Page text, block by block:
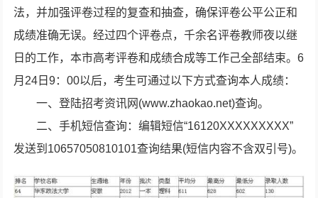
法，并加强评卷过程的复查和抽查，确保评卷公平公正和
成绩准确无误。经过四个评卷点，千余名评卷教师夜以继
日的工作，本市高考评卷和成绩合成等工作己全部结束。6
月24日9：00以后，考生可通过以下方式查询本人成绩：
一、登陆招考资讯网(www.zhaokao.net)查询。
二、手机短信查询：编辑短信“16120XXXXXXXXX”
发送到10657050810101查询结果(短信内容不含双引号)。